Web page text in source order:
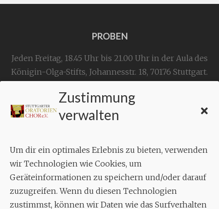
Zustimmung
verwalten
Um dir ein optimales Erlebnis zu bieten, verwenden
wir Technologien wie Cookies, um
Geräteinformationen zu speichern und/oder darauf
zuzugreifen. Wenn du diesen Technologien
zustimmst, können wir Daten wie das Surfverhalten
PROBEN
Jeden Freitag, 18.45 Uhr bis 21.00 Uhr in der Aula des
Königin-Olga-Stifts, Johannesstr. 18, 70176 Stuttgart.
KONTAKT
Geschäftsstelle:
Aixheimer Str. 18
70619 Stuttgart
MUSIK